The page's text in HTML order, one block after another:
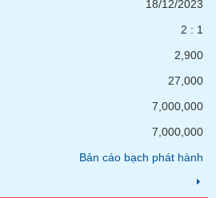
18/12/2023
2 : 1
2,900
27,000
7,000,000
7,000,000
Bản cáo bạch phát hành